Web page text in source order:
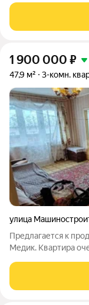
стороны,вид из
1 900 000 ₽
47,9 м² 3-комн.
улица
Предлагается к
Медик. Квартира
вечера. В
заехать и жить, а